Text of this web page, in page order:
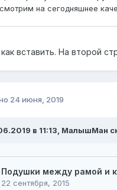
вставить. На второй
24 июня, 2019
в 11:13, МалышМан